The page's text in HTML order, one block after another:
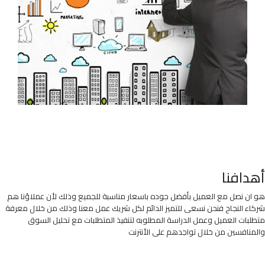
أهدافنا
هو ان نصل مع العميل بأفضل جوده باسعار مناسبة للجميع وذلك لأن عملاؤنا هم
شركاء النجاح فنحن نسعى للتميز الدائم لكل شريك عمل معنا وذلك من خلال معرفة
متطلبات العميل وعمل الدراسة المطلوبه لتنفيذ المتطلبات مع تحليل السوق
والمنافسين من خلال تواجدهم على الأنترنت